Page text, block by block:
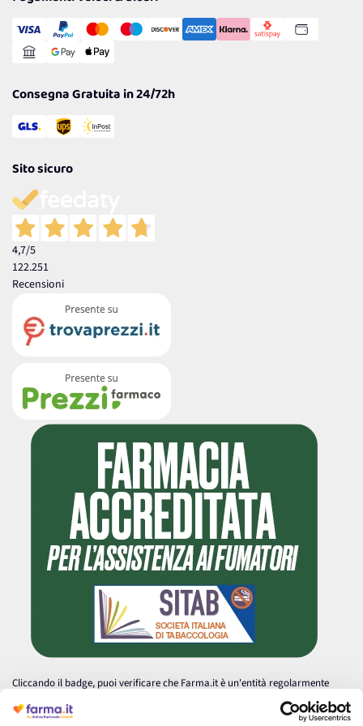
Gestisci Cookie
Reso Facile e Veloce
Consegna Gratuita in 24/72h
Sito sicuro
4,7/5
122.251
Recensioni
Cliccando il badge, puoi verificare che Farma.it è un'entità regolarmente
autorizzata dal Ministero della Salute a effettuare la vendita online di
medicinali.